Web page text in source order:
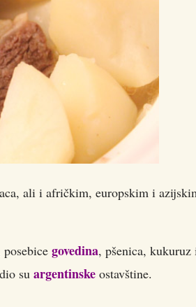
ali i afričkim, europskim i
govedina, pšenica, kukuruz
su argentinske ostavštine.